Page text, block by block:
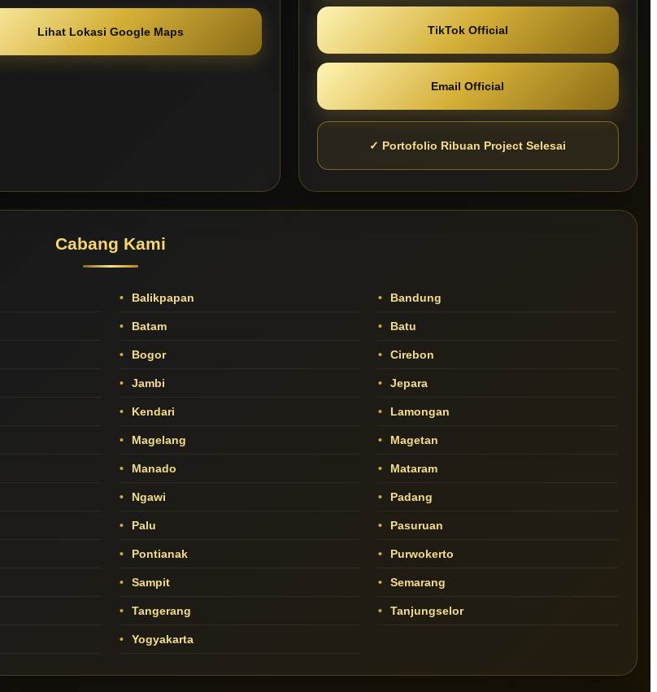
Lihat Lokasi Google Maps TikTok Official
Email Official
✓ Portofolio Ribuan Project Selesai
Cabang Kami
Balikpapan Bandung
Batam Batu
Bogor Cirebon
Jambi Jepara
Kendari Lamongan
Magelang Magetan
Manado Mataram
Ngawi Padang
Palu Pasuruan
Pontianak Purwokerto
Sampit Semarang
Tangerang Tanjungselor
Yogyakarta